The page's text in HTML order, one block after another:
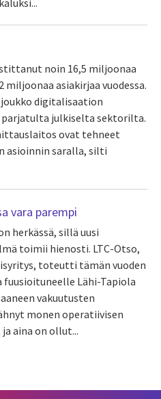
noin 16,5 miljoonaa
asiakirjaa vuodessa.
digitalisaation
julkiselta sektorilta.
ovat tehneet
asioinnin saralla, silti
vara parempi
herkässä, sillä uusi
toimii hienosti. LTC-Otso,
toteutti tämän vuoden
fuusioituneelle Lähi-Tapiola
vakuutusten
monen operatiivisen
aina on ollut...